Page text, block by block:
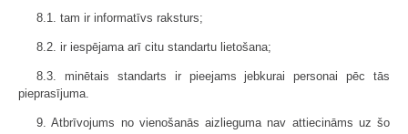
8.1. tam ir informatīvs raksturs;
8.2. ir iespējama arī citu standartu lietošana;
8.3. minētais standarts ir pieejams jebkurai personai pēc tās
pieprasījuma.
9. Atbrīvojums no vienošanās aizlieguma nav attiecināms uz šo